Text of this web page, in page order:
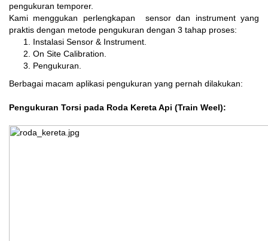
pengukuran temporer.
Kami menggukan perlengkapan sensor dan instrument yang
praktis dengan metode pengukuran dengan 3 tahap proses:
Instalasi Sensor & Instrument.
On Site Calibration.
Pengukuran.
Berbagai macam aplikasi pengukuran yang pernah dilakukan:
Pengukuran Torsi pada Roda Kereta Api (Train Weel):